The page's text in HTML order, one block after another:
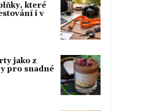
které
i v
jako z
pro snadné